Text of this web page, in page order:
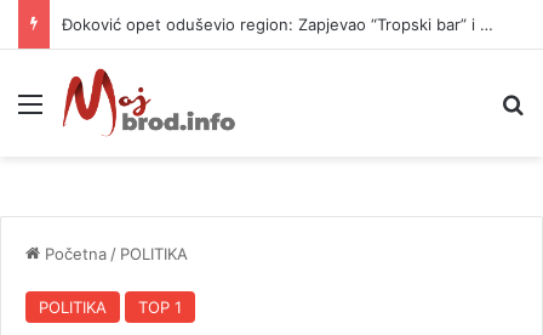
Đoković opet oduševio region: Zapjevao “Tropski bar” i zaplesao (VIDEO)
Meni
Početna / POLITIKA
POLITIKA TOP 1